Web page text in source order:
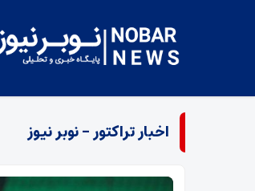
اخبار تراکتور – نوبر نیوز